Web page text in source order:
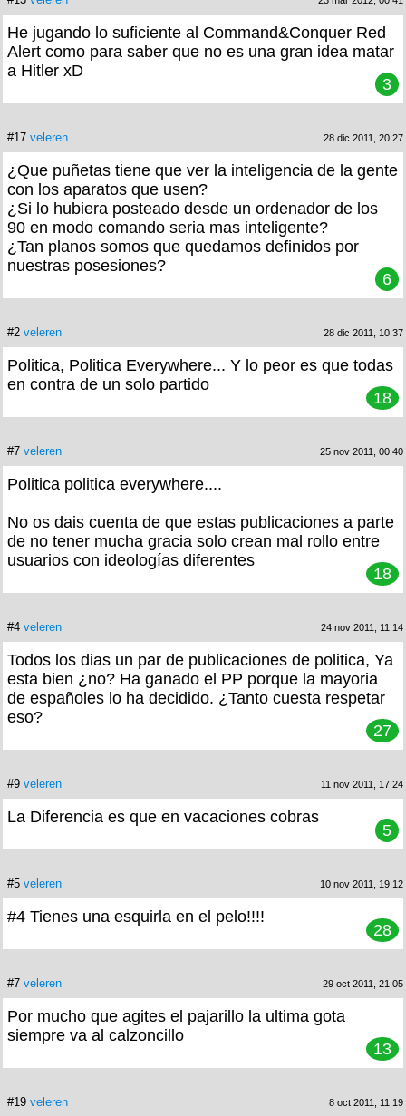
He jugando lo suficiente al Command&Conquer Red
Alert como para saber que no es una gran idea matar
a Hitler xD
3
#17 veleren 28 dic 2011, 20:27
¿Que puñetas tiene que ver la inteligencia de la gente
con los aparatos que usen?
¿Si lo hubiera posteado desde un ordenador de los
90 en modo comando seria mas inteligente?
¿Tan planos somos que quedamos definidos por
nuestras posesiones?
6
#2 veleren 28 dic 2011, 10:37
Politica, Politica Everywhere... Y lo peor es que todas
en contra de un solo partido
18
#7 veleren 25 nov 2011, 00:40
Politica politica everywhere....
No os dais cuenta de que estas publicaciones a parte
de no tener mucha gracia solo crean mal rollo entre
usuarios con ideologías diferentes
18
#4 veleren 24 nov 2011, 11:14
Todos los dias un par de publicaciones de politica, Ya
esta bien ¿no? Ha ganado el PP porque la mayoria
de españoles lo ha decidido. ¿Tanto cuesta respetar
eso?
27
#9 veleren 11 nov 2011, 17:24
La Diferencia es que en vacaciones cobras
5
#5 veleren 10 nov 2011, 19:12
#4 Tienes una esquirla en el pelo!!!!
28
#7 veleren 29 oct 2011, 21:05
Por mucho que agites el pajarillo la ultima gota
siempre va al calzoncillo
13
#19 veleren 8 oct 2011, 11:19